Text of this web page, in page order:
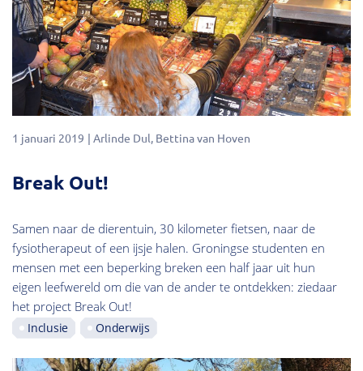
1 januari 2019 Arlinde Dul Bettina van Hoven
Break Out!
Samen naar de dierentuin, 30 kilometer fietsen, naar de
fysiotherapeut of een ijsje halen. Groningse studenten en
mensen met een beperking breken een half jaar uit hun
eigen leefwereld om die van de ander te ontdekken: ziedaar
het project Break Out!
Inclusie Onderwijs